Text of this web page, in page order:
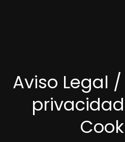
Aviso Legal